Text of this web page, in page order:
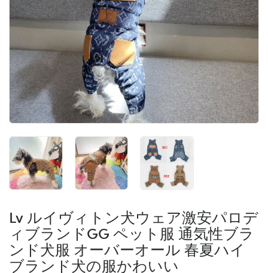
Lv ルイヴィトン犬ウェア激安パロデ
ィブランドGG ペット服 通気性ブラ
ンド犬服 オーバーオール 春夏ハイ
ブランド犬の服かわいい